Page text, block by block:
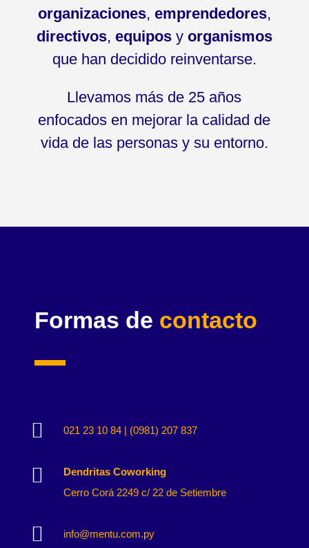
organizaciones, emprendedores,
directivos, equiposy organismos
que han decidido reinventarse.
Llevamos más de 25 años
enfocados en mejorar la calidad de
vida de las personas y su entorno.
Formas de contacto
 021 23 10 84 | (0981) 207 837

Dendritas Coworking
Cerro Corá 2249 c/ 22 de Setiembre
 info@mentu.com.py